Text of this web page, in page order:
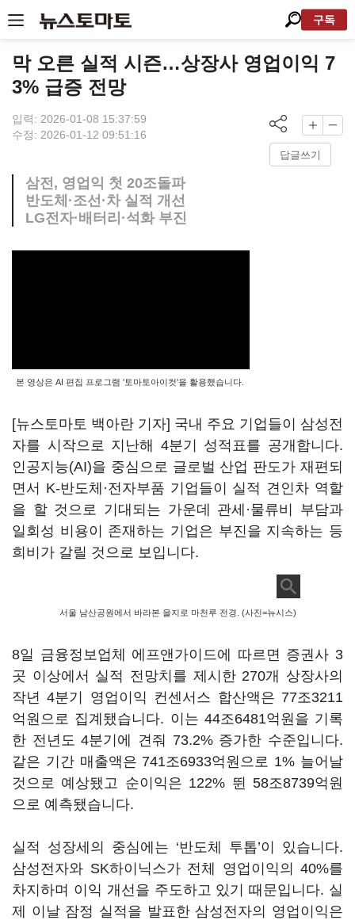
구독
막 오른 실적 시즌…상장사 영업이익 7
3% 급증 전망
입력: 2026-01-08 15:37:59
수정: 2026-01-12 09:51:16
답글쓰기
삼전, 영업익 첫 20조돌파
반도체·조선·차 실적 개선
LG전자·배터리·석화 부진
본 영상은 AI 편집 프로그램 '토마토아이컷'을 활용했습니다.
[뉴스토마토 백아란 기자] 국내 주요 기업들이 삼성전
자를 시작으로 지난해 4분기 성적표를 공개합니다.
인공지능(AI)을 중심으로 글로벌 산업 판도가 재편되
면서 K-반도체·전자부품 기업들이 실적 견인차 역할
을 할 것으로 기대되는 가운데 관세·물류비 부담과
일회성 비용이 존재하는 기업은 부진을 지속하는 등
희비가 갈릴 것으로 보입니다.
서울 남산공원에서 바라본 을지로 마천루 전경. (사진=뉴시스)
8일 금융정보업체 에프앤가이드에 따르면 증권사 3
곳 이상에서 실적 전망치를 제시한 270개 상장사의
작년 4분기 영업이익 컨센서스 합산액은 77조3211
억원으로 집계됐습니다. 이는 44조6481억원을 기록
한 전년도 4분기에 견줘 73.2% 증가한 수준입니다.
같은 기간 매출액은 741조6933억원으로 1% 늘어날
것으로 예상됐고 순이익은 122% 뛴 58조8739억원
으로 예측됐습니다.
실적 성장세의 중심에는 ‘반도체 투톱’이 있습니다.
삼성전자와 SK하이닉스가 전체 영업이익의 40%를
차지하며 이익 개선을 주도하고 있기 때문입니다. 실
제 이날 잠정 실적을 발표한 삼성전자의 영업이익은